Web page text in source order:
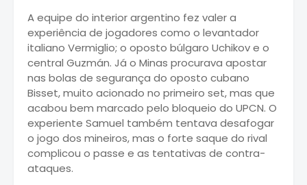
A equipe do interior argentino fez valer a
experiência de jogadores como o levantador
italiano Vermiglio; o oposto búlgaro Uchikov e o
central Guzmán. Já o Minas procurava apostar
nas bolas de segurança do oposto cubano
Bisset, muito acionado no primeiro set, mas que
acabou bem marcado pelo bloqueio do UPCN. O
experiente Samuel também tentava desafogar
o jogo dos mineiros, mas o forte saque do rival
complicou o passe e as tentativas de contra-
ataques.